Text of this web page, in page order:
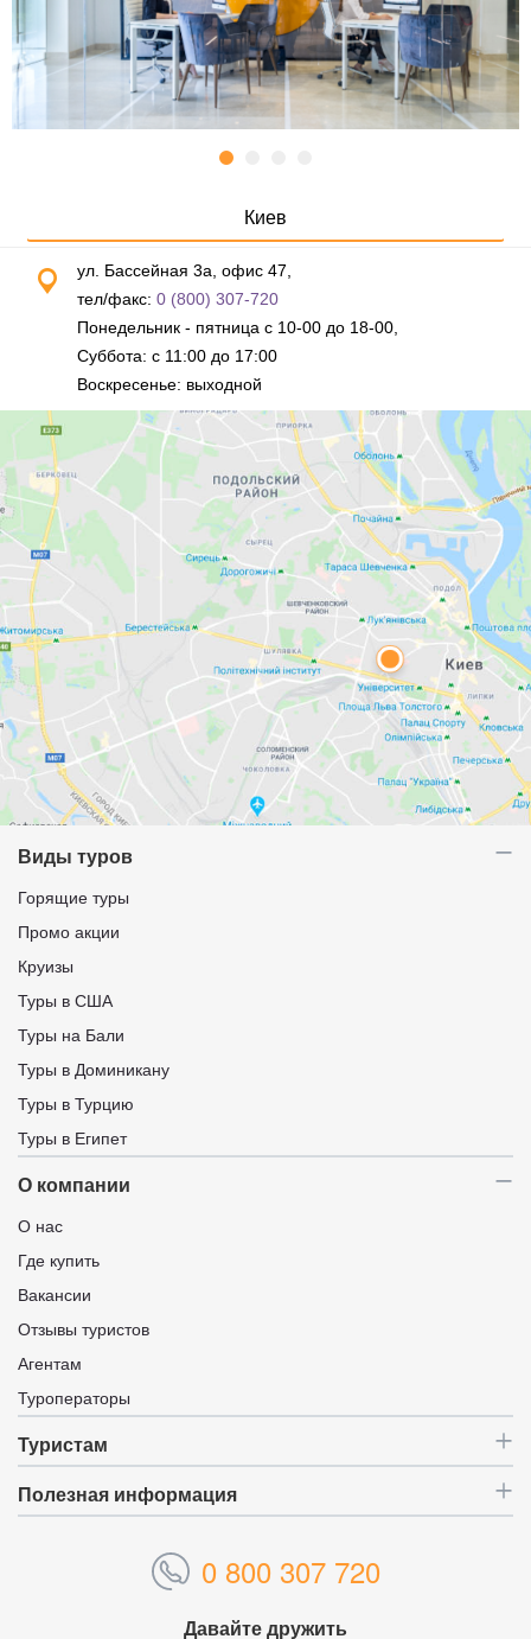
Киев
ул. Бассейная 3а, офис 47,
тел/факс: 0 (800) 307-720
Понедельник - пятница с 10-00 до 18-00,
Суббота: с 11:00 до 17:00
Воскресенье: выходной
Виды туров
Горящие туры
Промо акции
Круизы
Туры в США
Туры на Бали
Туры в Доминикану
Туры в Турцию
Туры в Египет
О компании
О нас
Где купить
Вакансии
Отзывы туристов
Агентам
Туроператоры
Туристам
Полезная информация
0 800 307 720
Давайте дружить